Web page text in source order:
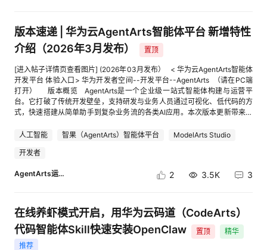
频的案例实操需要完整体现，并配以语音讲解，可根据视频上手并体验。 重
要！！！注意保留视频源文件，视频审核通过后需进行提交。 Ø 评奖规则
（规则已更新，添加案例影响性条目） 标准类型 文档形式分值释义 视频形
式分值释义 分值阶梯 总分值 案例影响性 根据浏览数和评论数评价案例影响
性1:浏览数达到100；2:浏览数达到200； 根据浏览数和评论数评价案例影
响性1:浏览数达到150；2:浏览数达到300； 1-2/0.5梯度 2 操作完整性 关键
节点以文字+截图的形式进行说明1：实际的实践操作，而非方案类描述2：
参考官方提供模版，可读性好，有关键节点文字说明与截图3：符合2的条件
下能够突出关键代码释义以及关键步骤解释说明，应用构建后可执行，并有
践操作，而非方案类描述2：视频的节奏流畅，介绍，讲解和实操各部分有
关键节点说明3：符合2的条件下能够突出关键代码讲解以及关键步骤解释说
用性 贴近实际行业生产或者业务场景1：纯技术应用不涉及实际应用场景，
比如登录云开发环境运行简单demo2：基于实际应用场景具有一定的实用性
纯技术应用不涉及实际应用场景，比如登录云开发环境运行简单demo2：基
于实际应用场景具有一定的实用性3：基于实际场景且在开发者空间云开发
环境进行部署实施，能够应用于实际场景解决行业的痛点问题，用于生产实
施 1-3/0.5梯度 3 技术多样性 案例中应用更多的华为云技术或主流开源框架
JiuwenSwarm产品页面：cid:link_5。 2.选择“Windows”平台，点击“立即
下载”按钮，下载安装包。 [进入帖子详情页查看图片] 3.安装包名称：
“JiuwenSwarm-setup-0.2.0.exe”（版本号可能更新）。 二、安装
JiuwenSwarm 1.双击下载的安装包启动安装程序，并根据提示完成安装。
2.建议安装目录使用默认路径。 3.建议使用默认配置安装。 三、完成
JiuwenSwarm配置 1.打开JiuwenSwarm客户端，点击左边侧栏“配置信
息”。 2.完成主对话模型配置和视觉模型配置，本次案例使用的华为云
ModelArts平台中提供MaaS服务，主对话模型使用glm-5.1，视觉理解模型
选择qwen-image，参考配置方式如下： [进入帖子详情页查看图片] 3.主对
息： [进入帖子详情页查看图片] 5.完成配置后，切记点击右上角的“保存”按
technical-blog-generator技能 1.点击左边侧栏的“技能”，并选择“技能广
generator”，并点击“安装”按钮。 3. technical-blog-generator技能已在
话窗口选择“规划模式”，并在输入框填入指令，如“帮我生成一篇介绍swarm
skills hub的小红书推文”，还可输入其他主题或场景的指令，比如“帮我生成
2篇养生/健身相关的小红书推文”。 [进入帖子详情页查看图片] 2.
JiuwenSwarm创建Todo列表并依次执行任务，可查看具体流程： 1）执行
前50名，每人可获得价值50元华为云代金券。 注意事项： （1）有效参与
是指按照要求参与新手实操并完整截图。 （2）同一华为云账户可多次参与
实操，但仅限获奖一次。 （3）实操华为云账号需与问卷提交的华为云账号
一致。 （4）为了您顺利获取奖品，请关注站内私信，并加入【训练营】微
信群。 （5）发帖内容需遵守华为云社区规范，华为员工参与无效，违规将
取消资格。 【如您在体验中有任何产品问题，如发现任何体验不友好、产
品Bug、文档页面错漏等情况，欢迎参与训练营云声征集活动反馈给我们，
还有机会领取专属礼品！ 如有疑问，可扫描训练营二维码，加入活动交流
群，咨询华为云小助手。 [进入帖子详情页查看图片]
版本速递 | 华为云AgentArts智能体平台 新增特性
介绍（2026年3月发布）
置顶
[进入帖子详情页查看图片] (2026年03月发布） < 华为云AgentArts智能体
开发平台 体验入口> 华为开发者空间--开发平台--AgentArts （请在PC端
打开） 版本概览 AgentArts是一个企业级一站式智能体构建与运营平
台。它打破了传统开发壁垒，支持研发与业务人员通过可视化、低代码的方
式，快速搭建从简单助手到复杂业务流的各类AI应用。本次版本更新带来了
优化等，聚焦效率提升与场景扩展，为开发者带来更智能、更灵活的AI应用
用模板和插件预置内容，支持免费体验额度 业务价值：提供免费体验额度
置应用模板/插件，开箱即用，高效复用 业务价值：进一步丰富资源库，赋
参类型、增加委托，优化依赖包管理，同时支持FunctionGraph作为资源导
入导出 业务价值：提升代码节点在处理自定义复杂业务逻辑的能力，提高易
用性。 [进入帖子详情页查看图片] 2）导入导出优化：工作流、智能体导入
导出解耦，应用关联的插件、工作流等配置可同步导出；新增支持模型、供
人工智能 智果（AgentArts）智能体平台
ModelArts Studio
开发者
AgentArts运营小助手 2 3.5K 3
在线养虾模式开启，用华为云码道（CodeArts）
代码智能体Skill快速安装OpenClaw
置顶
精华
推荐